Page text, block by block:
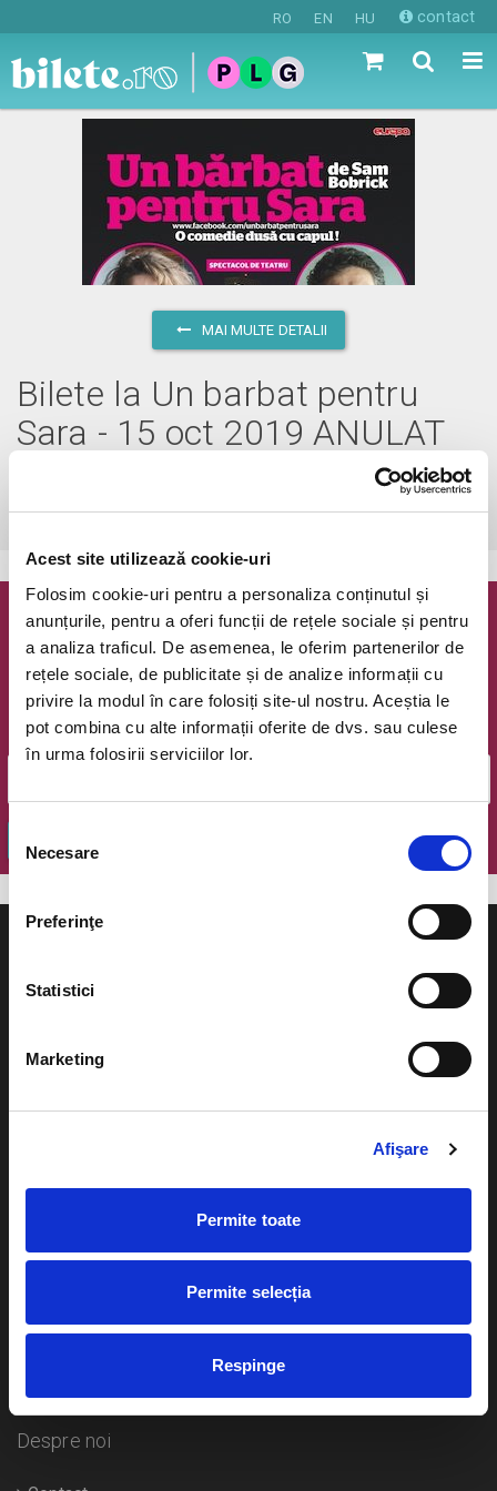
Acest site utilizează cookie-uri
Folosim cookie-uri pentru a personaliza conținutul și
anunțurile, pentru a oferi funcții de rețele sociale și pentru
a analiza traficul. De asemenea, le oferim partenerilor de
rețele sociale, de publicitate și de analize informații cu
privire la modul în care folosiți site-ul nostru. Aceștia le
pot combina cu alte informații oferite de dvs. sau culese
în urma folosirii serviciilor lor.
consimțământului
Necesare
Preferinţe
Statistici
Marketing
Afişare
Permite toate
Permite selecția
Respinge
RO EN HU contact
MAI MULTE DETALII
Bilete la Un barbat pentru
Sara - 15 oct 2019 ANULAT
Buzau, Casa de Cultura a Sindicatelorvezi pe harta
Newsletter @ Bilete.ro
Oferte exclusive si o editie saptamanala cu cele mai noi
evenimente.
Email
Plata online sau cash
Livrare prin curier
Duplicare bilete
Concerte si
Despre noi